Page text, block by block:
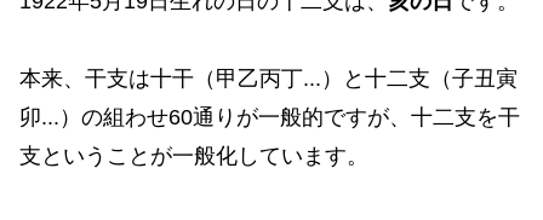
本来、干支は十干（甲乙丙丁...）と十二支（子丑寅
卯...）の組わせ60通りが一般的ですが、十二支を干
支ということが一般化しています。